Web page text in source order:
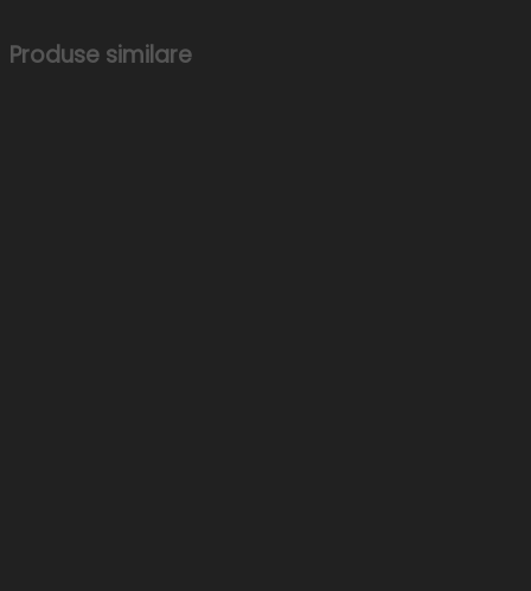
Produse similare